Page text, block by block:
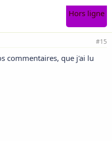
Hors ligne
#15
commentaires, que j'ai lu